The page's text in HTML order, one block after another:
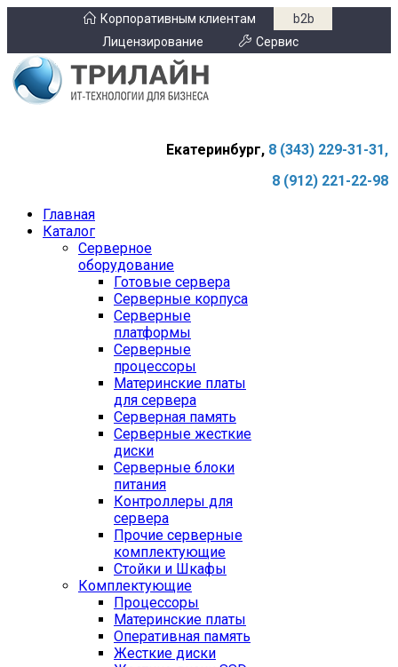
Корпоративным клиентам
b2b
Лицензирование
Сервис
Екатеринбург, 8 (343) 229-31-31,
8 (912) 221-22-98
Главная
Каталог
Серверное
оборудование
Готовые сервера
Серверные корпуса
Серверные
платформы
Серверные
процессоры
Материнские платы
для сервера
Серверная память
Серверные жесткие
диски
Серверные блоки
питания
Контроллеры для
сервера
Прочие серверные
комплектующие
Стойки и Шкафы
Комплектующие
Процессоры
Материнские платы
Оперативная память
Жесткие диски